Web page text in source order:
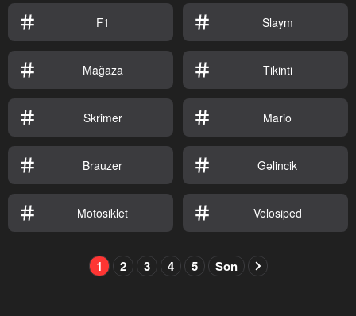
F1 Slaym
Mağaza Tikinti
Skrimer Mario
Brauzer Gəlincik
Motosiklet Velosiped
1 2 3 4 5 Son